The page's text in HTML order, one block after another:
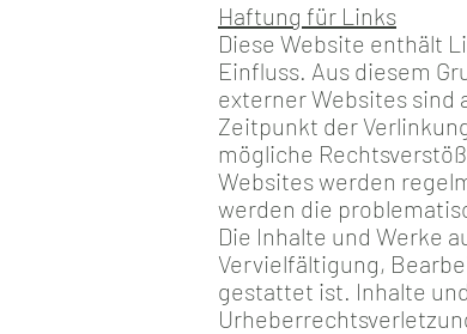
Haftung für Links
Diese Website enthält
Einfluss. Aus diesem
externer Websites sind
Zeitpunkt der
mögliche
Websites werden
werden die
Die Inhalte und Werke
Vervielfältigung,
gestattet ist. Inhalte